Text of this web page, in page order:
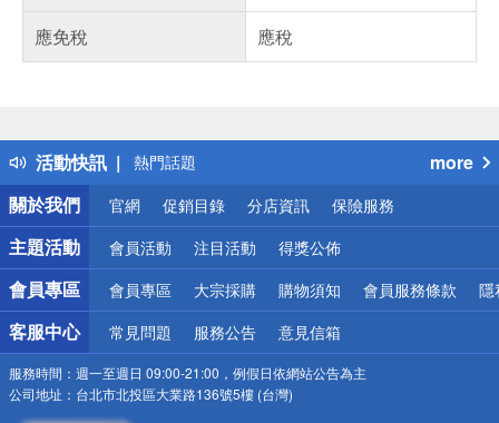
應免稅
應稅
活動快訊
得獎公告
熱門話題
銀行優惠
偏遠地區配送
詐騙網頁！請小心！
more
關於我們
官網 促銷目錄 分店資訊 保險服務
主題活動 會員活動 注目活動 得獎公佈
會員專區 會員專區 大宗採購 購物須知 會員服務條款 隱
客服中心 常見問題 服務公告 意見信箱
服務時間： 週一至週日 09:00-21:00，例假日依網站公告為主
公司地址： 台北市北投區大業路136號5樓 (台灣)